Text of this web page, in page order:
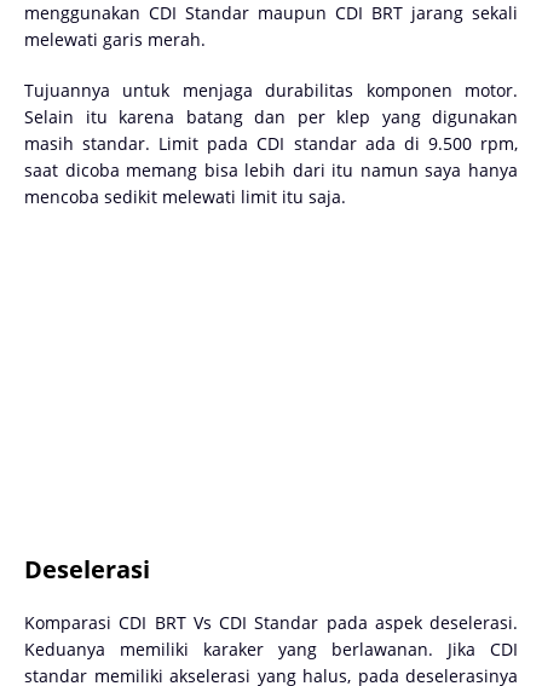
menggunakan CDI Standar maupun CDI BRT jarang sekali
melewati garis merah.
Tujuannya untuk menjaga durabilitas komponen motor.
Selain itu karena batang dan per klep yang digunakan
masih standar. Limit pada CDI standar ada di 9.500 rpm,
saat dicoba memang bisa lebih dari itu namun saya hanya
mencoba sedikit melewati limit itu saja.
Deselerasi
Komparasi CDI BRT Vs CDI Standar pada aspek deselerasi.
Keduanya memiliki karaker yang berlawanan. Jika CDI
standar memiliki akselerasi yang halus, pada deselerasinya